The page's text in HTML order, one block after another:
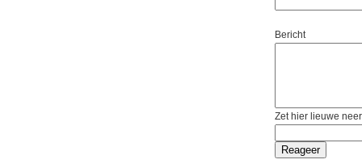
Bericht
Zet hier lieuwe